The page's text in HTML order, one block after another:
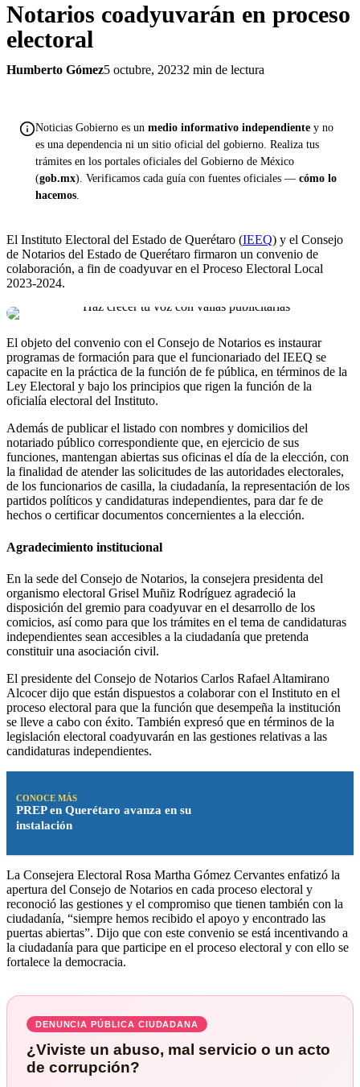
Notarios coadyuvarán en proceso
electoral
Humberto Gómez5 octubre, 20232 min de lectura
Noticias Gobierno es un medio informativo independiente y no
es una dependencia ni un sitio oficial del gobierno. Realiza tus
trámites en los portales oficiales del Gobierno de México
(gob.mx). Verificamos cada guía con fuentes oficiales — cómo lo
hacemos.
El Instituto Electoral del Estado de Querétaro (IEEQ) y el Consejo
de Notarios del Estado de Querétaro firmaron un convenio de
colaboración, a fin de coadyuvar en el Proceso Electoral Local
2023-2024.
El objeto del convenio con el Consejo de Notarios es instaurar
programas de formación para que el funcionariado del IEEQ se
capacite en la práctica de la función de fe pública, en términos de la
Ley Electoral y bajo los principios que rigen la función de la
oficialía electoral del Instituto.
Además de publicar el listado con nombres y domicilios del
notariado público correspondiente que, en ejercicio de sus
funciones, mantengan abiertas sus oficinas el día de la elección, con
la finalidad de atender las solicitudes de las autoridades electorales,
de los funcionarios de casilla, la ciudadanía, la representación de los
partidos políticos y candidaturas independientes, para dar fe de
hechos o certificar documentos concernientes a la elección.
Agradecimiento institucional
En la sede del Consejo de Notarios, la consejera presidenta del
organismo electoral Grisel Muñiz Rodríguez agradeció la
disposición del gremio para coadyuvar en el desarrollo de los
comicios, así como para que los trámites en el tema de candidaturas
independientes sean accesibles a la ciudadanía que pretenda
constituir una asociación civil.
El presidente del Consejo de Notarios Carlos Rafael Altamirano
Alcocer dijo que están dispuestos a colaborar con el Instituto en el
proceso electoral para que la función que desempeña la institución
se lleve a cabo con éxito. También expresó que en términos de la
legislación electoral coadyuvarán en las gestiones relativas a las
candidaturas independientes.
CONOCE MÁS
PREP en Querétaro avanza en su
instalación
La Consejera Electoral Rosa Martha Gómez Cervantes enfatizó la
apertura del Consejo de Notarios en cada proceso electoral y
reconoció las gestiones y el compromiso que tienen también con la
ciudadanía, “siempre hemos recibido el apoyo y encontrado las
puertas abiertas”. Dijo que con este convenio se está incentivando a
la ciudadanía para que participe en el proceso electoral y con ello se
fortalece la democracia.
DENUNCIA PÚBLICA CIUDADANA
¿Viviste un abuso, mal servicio o un acto
de corrupción?